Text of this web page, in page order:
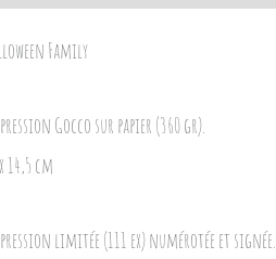
Family
Gocco sur papier (360 gr).
14,5 cm
limitée (111 ex) numérotée et signée.